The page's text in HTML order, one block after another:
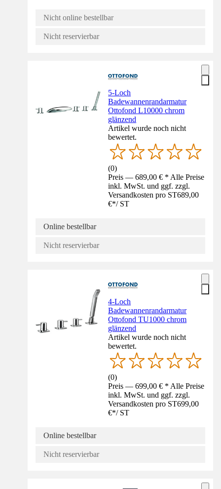
Nicht online bestellbar
Nicht reservierbar
5-Loch
Badewannenrandarmatur
Ottofond L10000 chrom
glänzend
Artikel wurde noch nicht
bewertet.
(0)
Preis — 689,00 € * Alle Preise
inkl. MwSt. und ggf. zzgl.
Versandkosten pro ST689,00
€*/ ST
Online bestellbar
Nicht reservierbar
4-Loch
Badewannenrandarmatur
Ottofond TU1000 chrom
glänzend
Artikel wurde noch nicht
bewertet.
(0)
Preis — 699,00 € * Alle Preise
inkl. MwSt. und ggf. zzgl.
Versandkosten pro ST699,00
€*/ ST
Online bestellbar
Nicht reservierbar